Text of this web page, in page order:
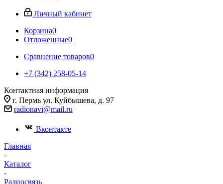
Личный кабинет
Корзина0
Отложенные0
Сравнение товаров0
+7 (342) 258-05-14
Контактная информация
г. Пермь ул. Куйбышева, д. 97
radionavi@mail.ru
Вконтакте
Главная
-
Каталог
-
Радиосвязь